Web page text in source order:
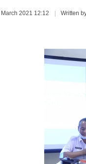
2021 12:12 Written